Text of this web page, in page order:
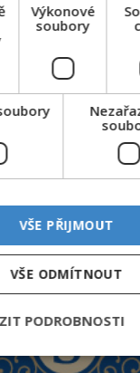
Výkonové
soubory
VŠE PŘIJMOUT
VŠE ODMÍTNOUT
PODROBNOSTI